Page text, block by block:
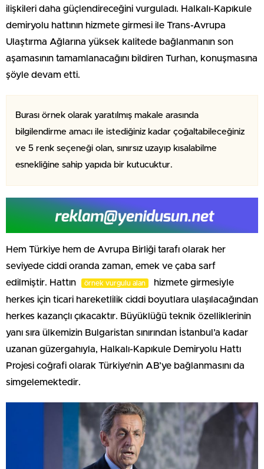
ilişkileri daha güçlendireceğini vurguladı. Halkalı-Kapıkule
demiryolu hattının hizmete girmesi ile Trans-Avrupa
Ulaştırma Ağlarına yüksek kalitede bağlanmanın son
aşamasının tamamlanacağını bildiren Turhan, konuşmasına
şöyle devam etti.
Burası örnek olarak yaratılmış makale arasında
bilgilendirme amacı ile istediğiniz kadar çoğaltabileceğiniz
ve 5 renk seçeneği olan, sınırsız uzayıp kısalabilme
esnekliğine sahip yapıda bir kutucuktur.
Hem Türkiye hem de Avrupa Birliği tarafı olarak her
seviyede ciddi oranda zaman, emek ve çaba sarf
edilmiştir. Hattın
örnek vurgulu alan
hizmete girmesiyle
herkes için ticari hareketlilik ciddi boyutlara ulaşılacağından
herkes kazançlı çıkacaktır. Büyüklüğü teknik özelliklerinin
yanı sıra ülkemizin Bulgaristan sınırından İstanbul’a kadar
uzanan güzergahıyla, Halkalı-Kapıkule Demiryolu Hattı
Projesi coğrafi olarak Türkiye’nin AB’ye bağlanmasını da
simgelemektedir.